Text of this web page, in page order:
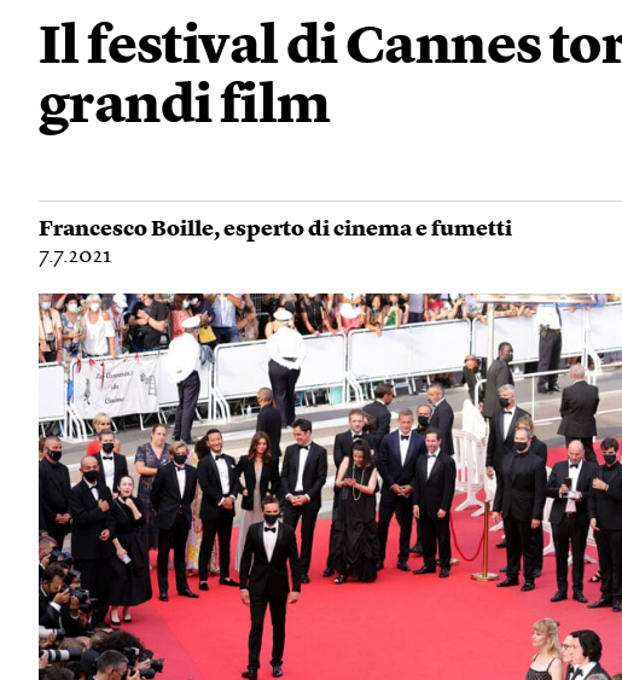
Il festival di Cannes
grandi film
Francesco Boille, esperto di cinema e fumetti
7.7.2021